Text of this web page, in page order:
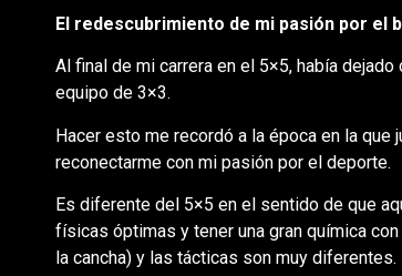
El redescubrimiento de mi pasión por el
Al final de mi carrera en el 5×5, había
equipo de 3×3.
Hacer esto me recordó a la época en la que
reconectarme con mi pasión por el deporte.
Es diferente del 5×5 en el sentido de que
físicas óptimas y tener una gran química
la cancha) y las tácticas son muy diferentes.